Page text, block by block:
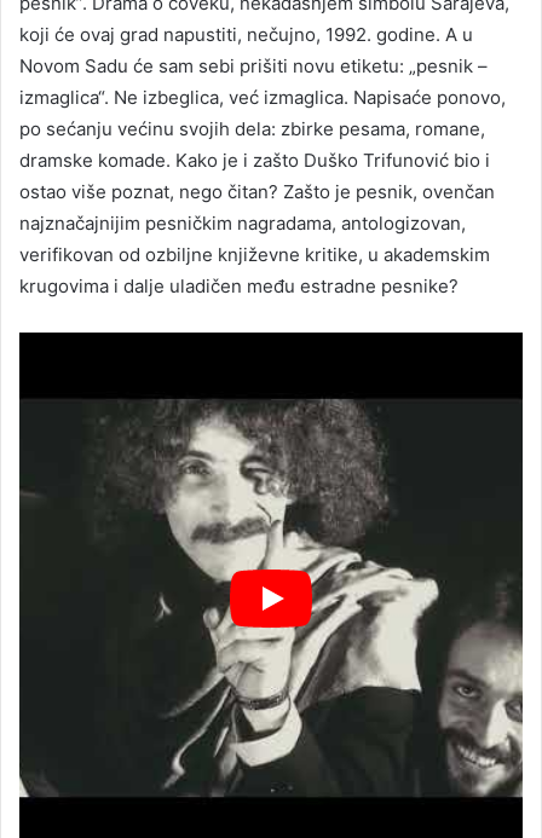
koji će ovaj grad napustiti, nečujno, 1992. godine. A u
Novom Sadu će sam sebi prišiti novu etiketu: „pesnik –
izmaglica“. Ne izbeglica, već izmaglica. Napisaće ponovo,
po sećanju većinu svojih dela: zbirke pesama, romane,
dramske komade. Kako je i zašto Duško Trifunović bio i
ostao više poznat, nego čitan? Zašto je pesnik, ovenčan
najznačajnijim pesničkim nagradama, antologizovan,
verifikovan od ozbiljne književne kritike, u akademskim
krugovima i dalje uladičen među estradne pesnike?